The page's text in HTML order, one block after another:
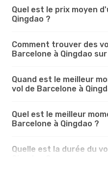
Quel est le prix moyen
Qingdao ?
Comment trouver des
Barcelone à Qingdao sur
Quand est le meilleur
vol de Barcelone à
Quel est le meilleur
Barcelone à Qingdao ?
Quelle est la durée du